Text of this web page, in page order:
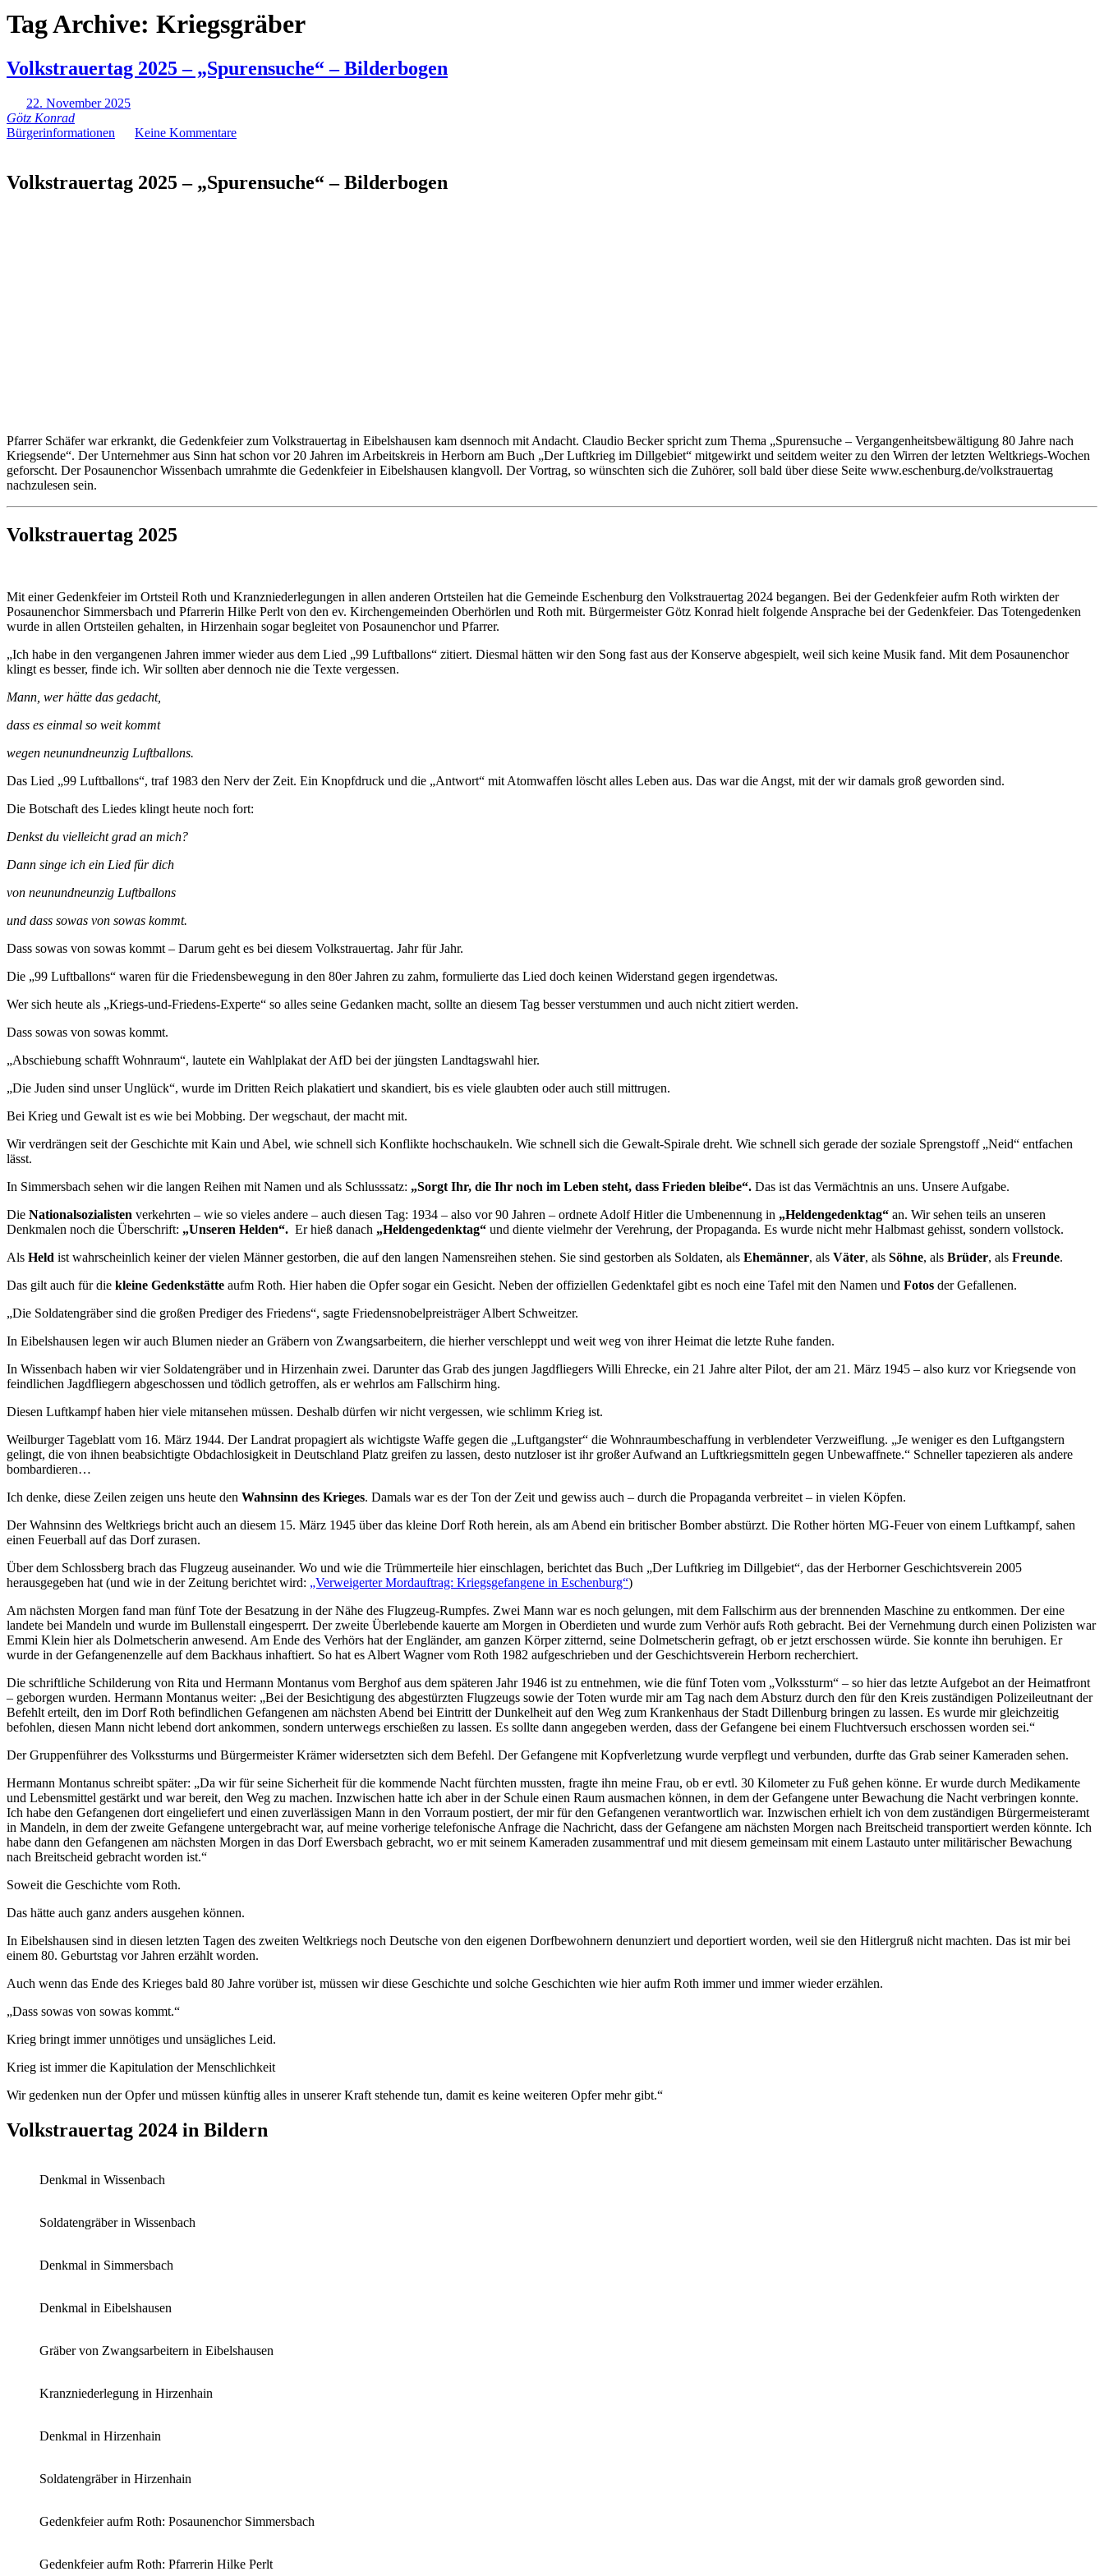
Tag Archive: Kriegsgräber
Volkstrauertag 2025 – „Spurensuche“ – Bilderbogen
22. November 2025
Götz Konrad
Bürgerinformationen
Keine Kommentare
Volkstrauertag 2025 – „Spurensuche“ – Bilderbogen
Pfarrer Schäfer war erkrankt, die Gedenkfeier zum Volkstrauertag in Eibelshausen kam dsennoch mit Andacht. Claudio Becker spricht zum Thema „Spurensuche – Vergangenheitsbewältigung 80 Jahre nach
Kriegsende“. Der Unternehmer aus Sinn hat schon vor 20 Jahren im Arbeitskreis in Herborn am Buch „Der Luftkrieg im Dillgebiet“ mitgewirkt und seitdem weiter zu den Wirren der letzten Weltkriegs-Wochen
geforscht. Der Posaunenchor Wissenbach umrahmte die Gedenkfeier in Eibelshausen klangvoll. Der Vortrag, so wünschten sich die Zuhörer, soll bald über diese Seite www.eschenburg.de/volkstrauertag
nachzulesen sein.
Volkstrauertag 2025
Mit einer Gedenkfeier im Ortsteil Roth und Kranzniederlegungen in allen anderen Ortsteilen hat die Gemeinde Eschenburg den Volkstrauertag 2024 begangen. Bei der Gedenkfeier aufm Roth wirkten der
Posaunenchor Simmersbach und Pfarrerin Hilke Perlt von den ev. Kirchengemeinden Oberhörlen und Roth mit. Bürgermeister Götz Konrad hielt folgende Ansprache bei der Gedenkfeier. Das Totengedenken
wurde in allen Ortsteilen gehalten, in Hirzenhain sogar begleitet von Posaunenchor und Pfarrer.
„Ich habe in den vergangenen Jahren immer wieder aus dem Lied „99 Luftballons“ zitiert. Diesmal hätten wir den Song fast aus der Konserve abgespielt, weil sich keine Musik fand. Mit dem Posaunenchor
klingt es besser, finde ich. Wir sollten aber dennoch nie die Texte vergessen.
Mann, wer hätte das gedacht,
dass es einmal so weit kommt
wegen neunundneunzig Luftballons.
Das Lied „99 Luftballons“, traf 1983 den Nerv der Zeit. Ein Knopfdruck und die „Antwort“ mit Atomwaffen löscht alles Leben aus. Das war die Angst, mit der wir damals groß geworden sind.
Die Botschaft des Liedes klingt heute noch fort:
Denkst du vielleicht grad an mich?
Dann singe ich ein Lied für dich
von neunundneunzig Luftballons
und dass sowas von sowas kommt.
Dass sowas von sowas kommt – Darum geht es bei diesem Volkstrauertag. Jahr für Jahr.
Die „99 Luftballons“ waren für die Friedensbewegung in den 80er Jahren zu zahm, formulierte das Lied doch keinen Widerstand gegen irgendetwas.
Wer sich heute als „Kriegs-und-Friedens-Experte“ so alles seine Gedanken macht, sollte an diesem Tag besser verstummen und auch nicht zitiert werden.
Dass sowas von sowas kommt.
„Abschiebung schafft Wohnraum“, lautete ein Wahlplakat der AfD bei der jüngsten Landtagswahl hier.
„Die Juden sind unser Unglück“, wurde im Dritten Reich plakatiert und skandiert, bis es viele glaubten oder auch still mittrugen.
Bei Krieg und Gewalt ist es wie bei Mobbing. Der wegschaut, der macht mit.
Wir verdrängen seit der Geschichte mit Kain und Abel, wie schnell sich Konflikte hochschaukeln. Wie schnell sich die Gewalt-Spirale dreht. Wie schnell sich gerade der soziale Sprengstoff „Neid“ entfachen
lässt.
In Simmersbach sehen wir die langen Reihen mit Namen und als Schlusssatz: „Sorgt Ihr, die Ihr noch im Leben steht, dass Frieden bleibe“. Das ist das Vermächtnis an uns. Unsere Aufgabe.
Die Nationalsozialisten verkehrten – wie so vieles andere – auch diesen Tag: 1934 – also vor 90 Jahren – ordnete Adolf Hitler die Umbenennung in „Heldengedenktag“ an. Wir sehen teils an unseren
Denkmalen noch die Überschrift: „Unseren Helden“. Er hieß danach „Heldengedenktag“ und diente vielmehr der Verehrung, der Propaganda. Es wurde nicht mehr Halbmast gehisst, sondern vollstock.
Als Held ist wahrscheinlich keiner der vielen Männer gestorben, die auf den langen Namensreihen stehen. Sie sind gestorben als Soldaten, als Ehemänner, als Väter, als Söhne, als Brüder, als Freunde.
Das gilt auch für die kleine Gedenkstätte aufm Roth. Hier haben die Opfer sogar ein Gesicht. Neben der offiziellen Gedenktafel gibt es noch eine Tafel mit den Namen und Fotos der Gefallenen.
„Die Soldatengräber sind die großen Prediger des Friedens“, sagte Friedensnobelpreisträger Albert Schweitzer.
In Eibelshausen legen wir auch Blumen nieder an Gräbern von Zwangsarbeitern, die hierher verschleppt und weit weg von ihrer Heimat die letzte Ruhe fanden.
In Wissenbach haben wir vier Soldatengräber und in Hirzenhain zwei. Darunter das Grab des jungen Jagdfliegers Willi Ehrecke, ein 21 Jahre alter Pilot, der am 21. März 1945 – also kurz vor Kriegsende von
feindlichen Jagdfliegern abgeschossen und tödlich getroffen, als er wehrlos am Fallschirm hing.
Diesen Luftkampf haben hier viele mitansehen müssen. Deshalb dürfen wir nicht vergessen, wie schlimm Krieg ist.
Weilburger Tageblatt vom 16. März 1944. Der Landrat propagiert als wichtigste Waffe gegen die „Luftgangster“ die Wohnraumbeschaffung in verblendeter Verzweiflung. „Je weniger es den Luftgangstern
gelingt, die von ihnen beabsichtigte Obdachlosigkeit in Deutschland Platz greifen zu lassen, desto nutzloser ist ihr großer Aufwand an Luftkriegsmitteln gegen Unbewaffnete.“ Schneller tapezieren als andere
bombardieren…
Ich denke, diese Zeilen zeigen uns heute den Wahnsinn des Krieges. Damals war es der Ton der Zeit und gewiss auch – durch die Propaganda verbreitet – in vielen Köpfen.
Der Wahnsinn des Weltkriegs bricht auch an diesem 15. März 1945 über das kleine Dorf Roth herein, als am Abend ein britischer Bomber abstürzt. Die Rother hörten MG-Feuer von einem Luftkampf, sahen
einen Feuerball auf das Dorf zurasen.
Über dem Schlossberg brach das Flugzeug auseinander. Wo und wie die Trümmerteile hier einschlagen, berichtet das Buch „Der Luftkrieg im Dillgebiet“, das der Herborner Geschichtsverein 2005
herausgegeben hat (und wie in der Zeitung berichtet wird: „Verweigerter Mordauftrag: Kriegsgefangene in Eschenburg“)
Am nächsten Morgen fand man fünf Tote der Besatzung in der Nähe des Flugzeug-Rumpfes. Zwei Mann war es noch gelungen, mit dem Fallschirm aus der brennenden Maschine zu entkommen. Der eine
landete bei Mandeln und wurde im Bullenstall eingesperrt. Der zweite Überlebende kauerte am Morgen in Oberdieten und wurde zum Verhör aufs Roth gebracht. Bei der Vernehmung durch einen Polizisten war
Emmi Klein hier als Dolmetscherin anwesend. Am Ende des Verhörs hat der Engländer, am ganzen Körper zitternd, seine Dolmetscherin gefragt, ob er jetzt erschossen würde. Sie konnte ihn beruhigen. Er
wurde in der Gefangenenzelle auf dem Backhaus inhaftiert. So hat es Albert Wagner vom Roth 1982 aufgeschrieben und der Geschichtsverein Herborn recherchiert.
Die schriftliche Schilderung von Rita und Hermann Montanus vom Berghof aus dem späteren Jahr 1946 ist zu entnehmen, wie die fünf Toten vom „Volkssturm“ – so hier das letzte Aufgebot an der Heimatfront
– geborgen wurden. Hermann Montanus weiter: „Bei der Besichtigung des abgestürzten Flugzeugs sowie der Toten wurde mir am Tag nach dem Absturz durch den für den Kreis zuständigen Polizeileutnant der
Befehlt erteilt, den im Dorf Roth befindlichen Gefangenen am nächsten Abend bei Eintritt der Dunkelheit auf den Weg zum Krankenhaus der Stadt Dillenburg bringen zu lassen. Es wurde mir gleichzeitig
befohlen, diesen Mann nicht lebend dort ankommen, sondern unterwegs erschießen zu lassen. Es sollte dann angegeben werden, dass der Gefangene bei einem Fluchtversuch erschossen worden sei.“
Der Gruppenführer des Volkssturms und Bürgermeister Krämer widersetzten sich dem Befehl. Der Gefangene mit Kopfverletzung wurde verpflegt und verbunden, durfte das Grab seiner Kameraden sehen.
Hermann Montanus schreibt später: „Da wir für seine Sicherheit für die kommende Nacht fürchten mussten, fragte ihn meine Frau, ob er evtl. 30 Kilometer zu Fuß gehen könne. Er wurde durch Medikamente
und Lebensmittel gestärkt und war bereit, den Weg zu machen. Inzwischen hatte ich aber in der Schule einen Raum ausmachen können, in dem der Gefangene unter Bewachung die Nacht verbringen konnte.
Ich habe den Gefangenen dort eingeliefert und einen zuverlässigen Mann in den Vorraum postiert, der mir für den Gefangenen verantwortlich war. Inzwischen erhielt ich von dem zuständigen Bürgermeisteramt
in Mandeln, in dem der zweite Gefangene untergebracht war, auf meine vorherige telefonische Anfrage die Nachricht, dass der Gefangene am nächsten Morgen nach Breitscheid transportiert werden könnte. Ich
habe dann den Gefangenen am nächsten Morgen in das Dorf Ewersbach gebracht, wo er mit seinem Kameraden zusammentraf und mit diesem gemeinsam mit einem Lastauto unter militärischer Bewachung
nach Breitscheid gebracht worden ist.“
Soweit die Geschichte vom Roth.
Das hätte auch ganz anders ausgehen können.
In Eibelshausen sind in diesen letzten Tagen des zweiten Weltkriegs noch Deutsche von den eigenen Dorfbewohnern denunziert und deportiert worden, weil sie den Hitlergruß nicht machten. Das ist mir bei
einem 80. Geburtstag vor Jahren erzählt worden.
Auch wenn das Ende des Krieges bald 80 Jahre vorüber ist, müssen wir diese Geschichte und solche Geschichten wie hier aufm Roth immer und immer wieder erzählen.
„Dass sowas von sowas kommt.“
Krieg bringt immer unnötiges und unsägliches Leid.
Krieg ist immer die Kapitulation der Menschlichkeit
Wir gedenken nun der Opfer und müssen künftig alles in unserer Kraft stehende tun, damit es keine weiteren Opfer mehr gibt.“
Volkstrauertag 2024 in Bildern
Denkmal in Wissenbach
Soldatengräber in Wissenbach
Denkmal in Simmersbach
Denkmal in Eibelshausen
Gräber von Zwangsarbeitern in Eibelshausen
Kranzniederlegung in Hirzenhain
Denkmal in Hirzenhain
Soldatengräber in Hirzenhain
Gedenkfeier aufm Roth: Posaunenchor Simmersbach
Gedenkfeier aufm Roth: Pfarrerin Hilke Perlt